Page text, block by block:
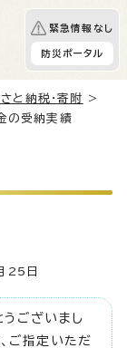
緊急情報なし
防災ポータル
と納税・寄附
>
の受納実績
25日
ございまし
ご指定いただ